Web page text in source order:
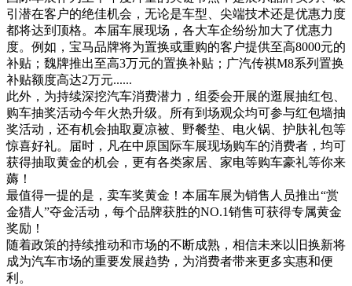
引潜在客户的绝佳机会，无论是车型、尖端技术还是优惠力度
都将达到顶格。本届车展现场，各大车企纷纷加大了优惠力
度。例如，宝马品牌将为置换或重购的客户提供至高8000元的
补贴；魏牌推出至高3万元的置换补贴；广汽传祺M8系列置换
补贴额度高达2万元......
此外，为持续深挖汽车消费潜力，组委会开展的逛展抽红包、
购车抽奖活动今年火热升级。所有到场观众均可参与红包墙抽
奖活动，还有机会抽取夏凉被、野餐垫、电火锅、护肤礼包等
惊喜好礼。届时，凡在中原国际车展现场购车的消费者，均可
获得抽取黄金的机会，更有各类家居、家电等购车豪礼等你来
薅！
最值得一提的是，卖车奖黄金！本届车展为销售人员推出“赏
金猎人”夺金活动，每个品牌获胜的NO.1销售可获得专属黄金
奖励！
随着政策的持续推动和市场的不断成熟，相信未来以旧换新将
成为汽车市场的重要发展趋势，为消费者带来更多实惠和便
利。